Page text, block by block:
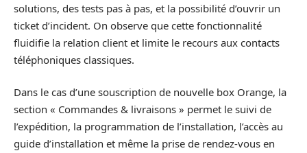
solutions, des tests pas à pas, et la possibilité d’ouvrir un
ticket d’incident. On observe que cette fonctionnalité
fluidifie la relation client et limite le recours aux contacts
téléphoniques classiques.
Dans le cas d’une souscription de nouvelle box Orange, la
section « Commandes & livraisons » permet le suivi de
l’expédition, la programmation de l’installation, l’accès au
guide d’installation et même la prise de rendez-vous en